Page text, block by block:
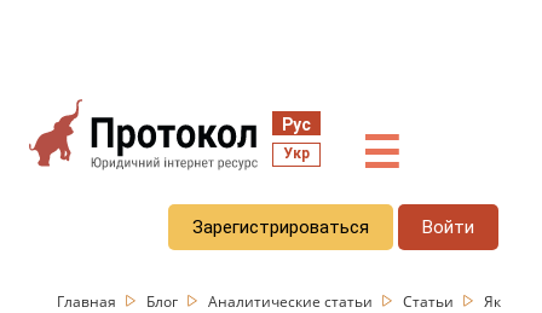
Рус
Укр ☰
Зарегистрироваться Войти
Главная Блог Аналитические статьи Статьи
Як